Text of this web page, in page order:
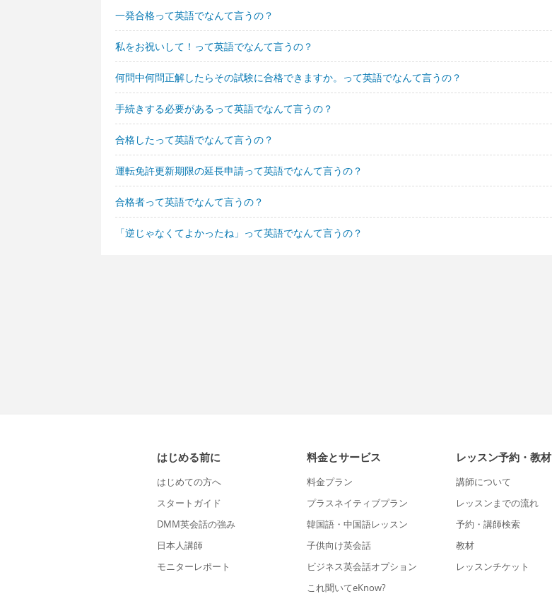
一発合格って英語でなんて言うの？
私をお祝いして！って英語でなんて言うの？
何問中何問正解したらその試験に合格できますか。って英語でなんて言うの？
手続きする必要があるって英語でなんて言うの？
合格したって英語でなんて言うの？
運転免許更新期限の延長申請って英語でなんて言うの？
合格者って英語でなんて言うの？
「逆じゃなくてよかったね」って英語でなんて言うの？
はじめる前に
はじめての方へ
スタートガイド
DMM英会話の強み
日本人講師
モニターレポート
料金とサービス
料金プラン
プラスネイティブプラン
韓国語・中国語レッスン
子供向け英会話
ビジネス英会話オプション
これ聞いてeKnow?
レッスン予約・教材
講師について
レッスンまでの流れ
予約・講師検索
教材
レッスンチケット